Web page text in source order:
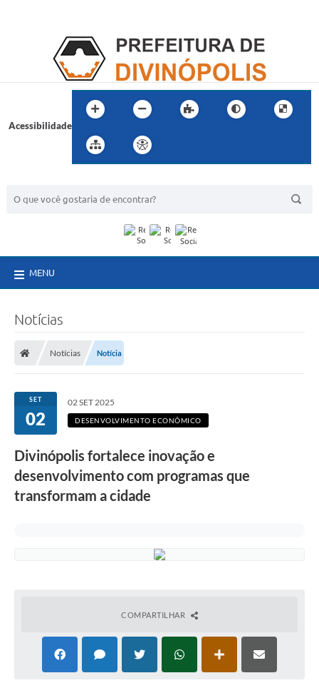
Acessibilidade
MENU
Notícias
Notícias Notícia
SET
02
02 SET 2025
DESENVOLVIMENTO ECONÔMICO
Divinópolis fortalece inovação e
desenvolvimento com programas que
transformam a cidade
COMPARTILHAR